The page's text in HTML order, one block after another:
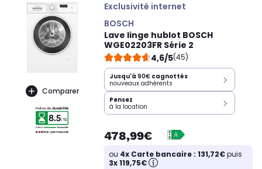
Comparer
Exclusivité internet
BOSCH
Lave linge hublot BOSCH
WGE02203FR Série 2
4,6/5(45)
Jusqu'à 90€ cagnottés
nouveaux adhérents
Pensez
à la location
478,99€
ou 4x Carte bancaire : 131,72€puis
3x 119,75€